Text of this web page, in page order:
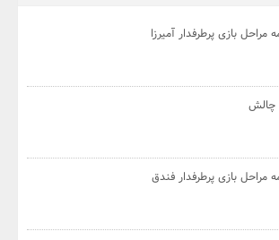
بازی پرطرفدار آمیرزا
چالش
مراحل بازی پرطرفدار فندق